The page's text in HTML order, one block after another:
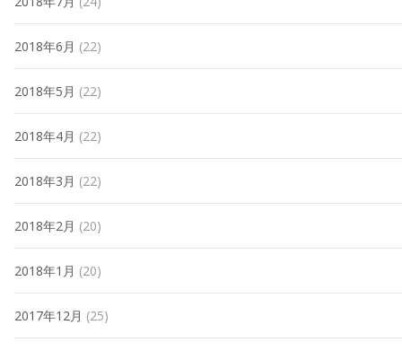
2018年6月 (22)
2018年5月 (22)
2018年4月 (22)
2018年3月 (22)
2018年2月 (20)
2018年1月 (20)
2017年12月 (25)